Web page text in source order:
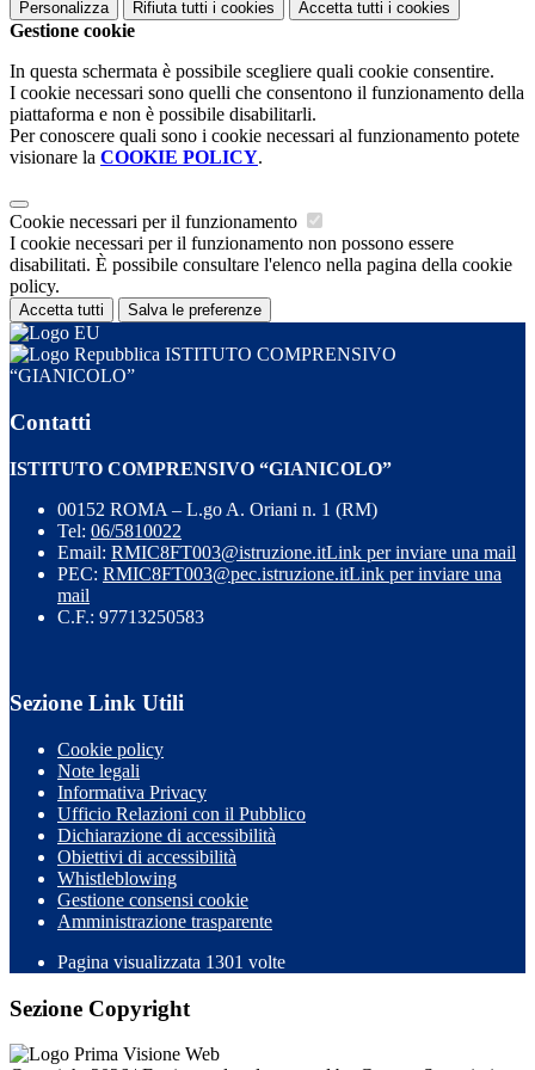
Personalizza Rifiuta tutti i cookies Accetta tutti i cookies
Gestione cookie
In questa schermata è possibile scegliere quali cookie consentire.
I cookie necessari sono quelli che consentono il funzionamento della
piattaforma e non è possibile disabilitarli.
Per conoscere quali sono i cookie necessari al funzionamento potete
visionare la COOKIE POLICY.
Cookie necessari per il funzionamento
I cookie necessari per il funzionamento non possono essere
disabilitati. È possibile consultare l'elenco nella pagina della cookie
policy.
Accetta tutti Salva le preferenze
ISTITUTO COMPRENSIVO
“GIANICOLO”
Contatti
ISTITUTO COMPRENSIVO “GIANICOLO”
00152 ROMA – L.go A. Oriani n. 1 (RM)
Tel: 06/5810022
Email: RMIC8FT003@istruzione.itLink per inviare una mail
PEC: RMIC8FT003@pec.istruzione.itLink per inviare una
mail
C.F.: 97713250583
Sezione Link Utili
Cookie policy
Note legali
Informativa Privacy
Ufficio Relazioni con il Pubblico
Dichiarazione di accessibilità
Obiettivi di accessibilità
Whistleblowing
Gestione consensi cookie
Amministrazione trasparente
Pagina visualizzata 1301 volte
Sezione Copyright